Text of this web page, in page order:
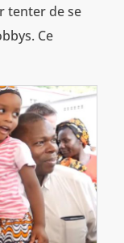
tenter de se
Ce